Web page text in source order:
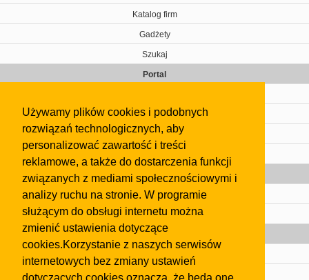
Używamy plików cookies i podobnych
rozwiązań technologicznych, aby
personalizować zawartość i treści
reklamowe, a także do dostarczenia funkcji
związanych z mediami społecznościowymi i
analizy ruchu na stronie. W programie
służącym do obsługi internetu można
zmienić ustawienia dotyczące
cookies.Korzystanie z naszych serwisów
internetowych bez zmiany ustawień
Katalog firm
Gadżety
Szukaj
Portal
Kontakt
Regulamin
Gazeta
Olkusz
Kontakt
Strefa dla biznesu
Biura nieruchomości
Dealerzy i autokomisy